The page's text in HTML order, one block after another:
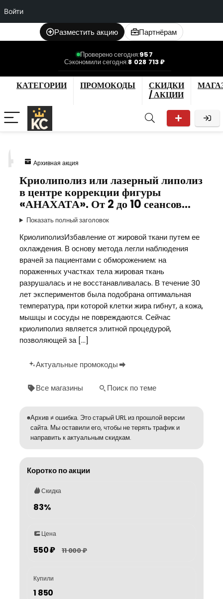
Войти
Разместить акцию Партнёрам
Проверено сегодня:957
Сэкономили сегодня:8 028 713 ₽
КАТЕГОРИИ ПРОМОКОДЫ
СКИДКИ
/ АКЦИИ
Архивная акция
Криолиполиз или лазерный липолиз
в центре коррекции фигуры
«АНАХАТА». От 2 до 10 сеансов…
Показать полный заголовок
КриолиполизИзбавление от жировой ткани путем ее
охлаждения. В основу метода легли наблюдения
врачей за пациентами с обморожением: на
пораженных участках тела жировая ткань
разрушалась и не восстанавливалась. В течение 30
лет экспериментов была подобрана оптимальная
температура, при которой клетки жира гибнут, а кожа,
мышцы и сосуды не повреждаются. Сейчас
криолиполиз является элитной процедурой,
позволяющей за […]
Актуальные промокоды
Все магазины Поиск по теме
Архив ≠ ошибка. Это старый URL из прошлой версии
сайта. Мы оставили его, чтобы не терять трафик и
направить к актуальным скидкам.
Коротко по акции
Скидка
83%
Цена
550 ₽ 11 000 ₽
Купили
1 850